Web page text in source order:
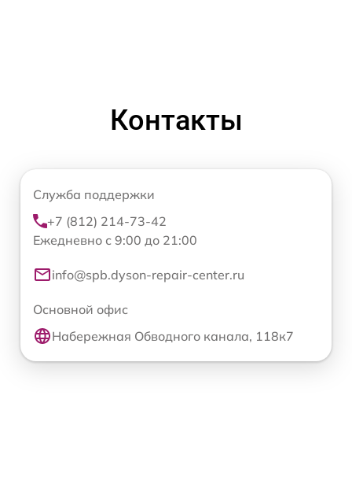
Контакты
Служба поддержки
+7 (812) 214-73-42
Ежедневно с 9:00 до 21:00
info@spb.dyson-repair-center.ru
Основной офис
Набережная Обводного канала, 118к7